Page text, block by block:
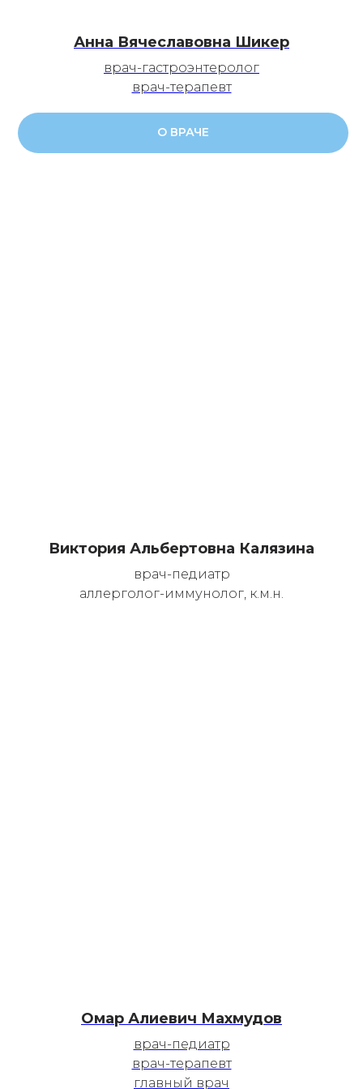
Анна Вячеславовна Шикер
врач-гастроэнтеролог
врач-терапевт
О ВРАЧЕ
Виктория Альбертовна Калязина
врач-педиатр
аллерголог-иммунолог, к.м.н.
Омар Алиевич Махмудов
врач-педиатр
врач-терапевт
главный врач